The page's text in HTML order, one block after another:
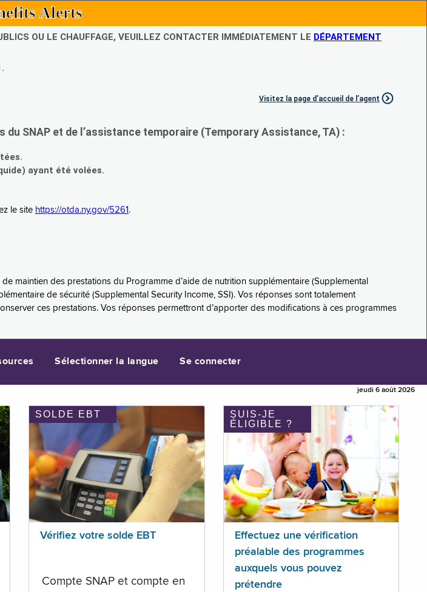
Alerts
OU LE CHAUFFAGE, VEUILLEZ CONTACTER IMMÉDIATEMENT LE DÉPARTEMENT
Visitez la page d’accueil de l’agent
SNAP et de l’assistance temporaire (Temporary Assistance, TA) :
ayant été volées.
le site https://otda.ny.gov/5261 .
maintien des prestations du Programme d’aide de nutrition supplémentaire (Supplemental
de sécurité (Supplemental Security Income, SSI). Vos réponses sont totalement
ces prestations. Vos réponses permettront d’apporter des modifications à ces programmes
Sélectionner la langue Se connecter
jeudi 6 août 2026
SOLDE EBT
Vérifiez votre solde EBT
Compte SNAP et compte en
SUIS-JE
ÉLIGIBLE ?
Effectuez une vérification
préalable des programmes
auxquels vous pouvez
prétendre